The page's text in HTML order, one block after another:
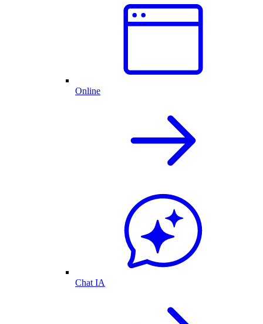
Online
Chat IA